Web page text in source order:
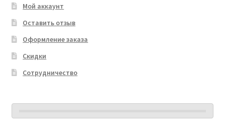
Мой аккаунт
Оставить отзыв
Оформление заказа
Скидки
Сотрудничество